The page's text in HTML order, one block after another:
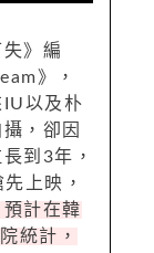
失》編
》，
以及朴
，卻因
到3年，
上映，
計在韓
統計，